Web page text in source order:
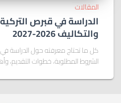
المقالات
الدراسة في قبرص
والتكاليف 2026-2027
كل ما تحتاج معرفته حول الدراسة
الشروط المطلوبة، خطوات التقديم،